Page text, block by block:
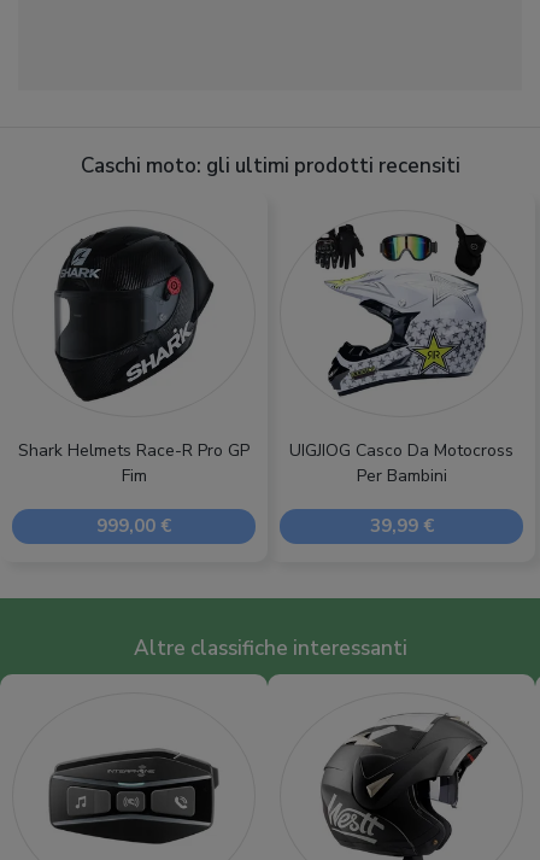
Caschi moto: gli ultimi prodotti recensiti
Shark Helmets Race-R Pro GP
Fim
999,00 €
UIGJIOG Casco Da Motocross
Per Bambini
39,99 €
Altre classifiche interessanti